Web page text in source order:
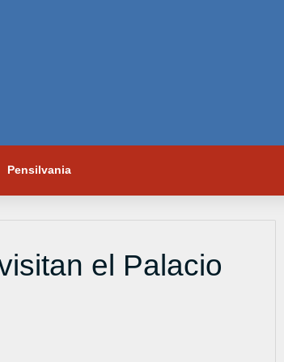
Pensilvania
el Palacio